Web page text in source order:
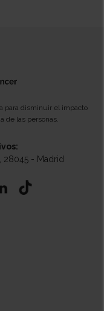
para disminuir el impacto
de las personas.
28045 - Madrid